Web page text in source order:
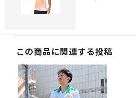
この商品に関連する投稿